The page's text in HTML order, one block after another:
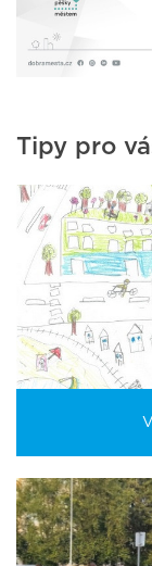
Tipy pro